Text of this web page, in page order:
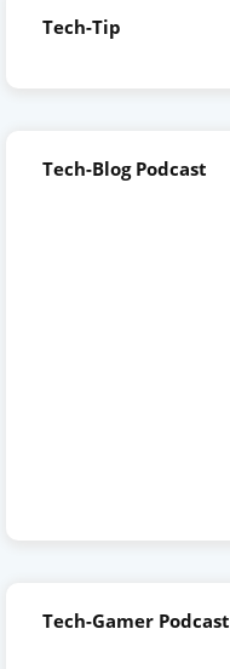
Tech-Tip
Tech-Blog Podcast
Tech-Gamer Podcast